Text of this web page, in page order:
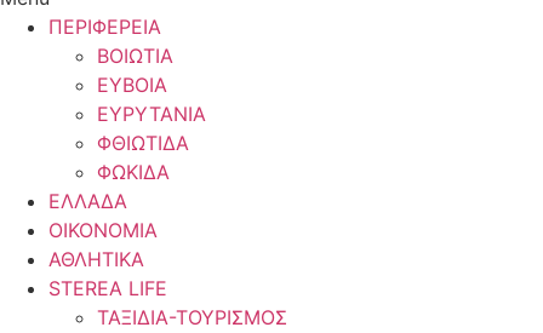
ΠΕΡΙΦΕΡΕΙΑ
ΒΟΙΩΤΙΑ
ΕΥΒΟΙΑ
ΕΥΡΥΤΑΝΙΑ
ΦΘΙΩΤΙΔΑ
ΦΩΚΙΔΑ
ΕΛΛΑΔΑ
ΟΙΚΟΝΟΜΙΑ
ΑΘΛΗΤΙΚΑ
STEREA LIFE
ΤΑΞΙΔΙΑ-ΤΟΥΡΙΣΜΟΣ